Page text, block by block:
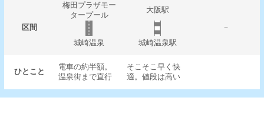
区間
梅田プラザモー
タープール
大阪駅
－
城崎温泉
城崎温泉駅
ひとこと
電車の約半額。
温泉街まで直行
そこそこ早く快
適。値段は高い